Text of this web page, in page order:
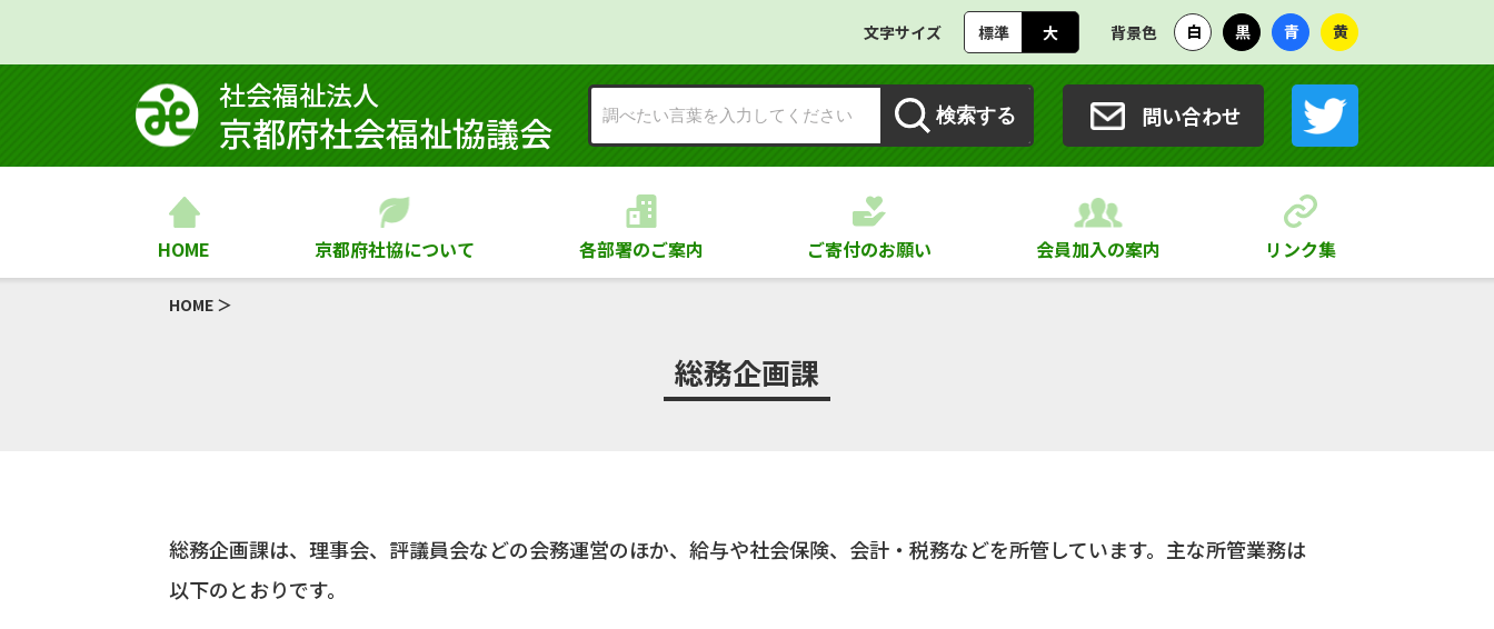
文字サイズ 標準 大 背景色 白 黒 青 黄
社会福祉法⼈
京都府社会福祉協議会 検索する 問い合わせ
HOME 京都府社協について 各部署のご案内 ご寄付のお願い 会員加入の案内 リンク集
HOME ＞
総務企画課
総務企画課は、理事会、評議員会などの会務運営のほか、給与や社会保険、会計・税務などを所管しています。主な所管業務は
以下のとおりです。